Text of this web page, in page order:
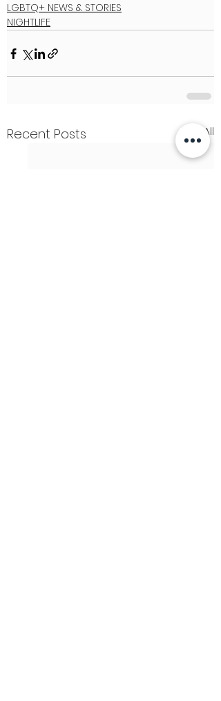
LGBTQ+ NEWS & STORIES
NIGHTLIFE
Recent Posts See All